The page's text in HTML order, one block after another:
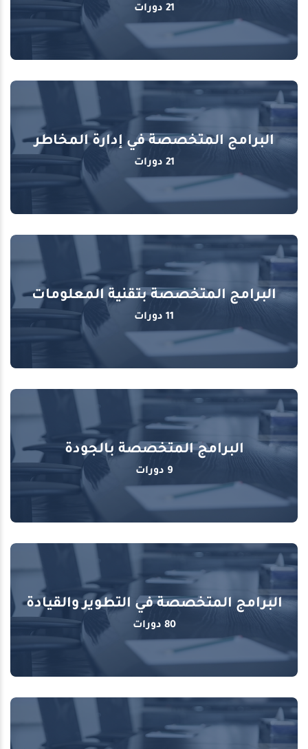
21 دورات
البرامج المتخصصة في إدارة المخاطر
21 دورات
البرامج المتخصصة بتقنية المعلومات
11 دورات
البرامج المتخصصة بالجودة
9 دورات
البرامج المتخصصة في التطوير والقيادة
80 دورات